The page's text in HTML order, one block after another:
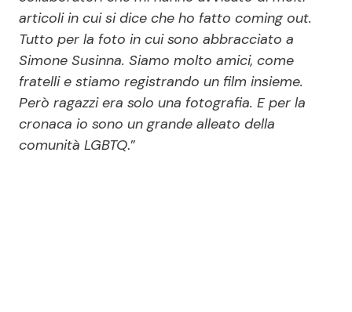
articoli in cui si dice che ho fatto coming out.
Tutto per la foto in cui sono abbracciato a
Simone Susinna. Siamo molto amici, come
fratelli e stiamo registrando un film insieme.
Però ragazzi era solo una fotografia. E per la
cronaca io sono un grande alleato della
comunità LGBTQ.”